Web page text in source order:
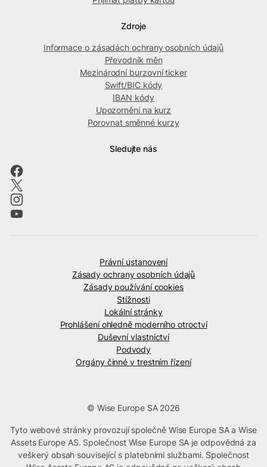
Zdroje
Informace o zásadách ochrany osobních údajů
Převodník měn
Mezinárodní burzovní ticker
Swift/BIC kódy
IBAN kódy
Upozornění na kurz
Porovnat směnné kurzy
Sledujte nás
Právní ustanovení
Zásady ochrany osobních údajů
Zásady používání cookies
Stížnosti
Lokální stránky
Prohlášení ohledně moderního otroctví
Duševní vlastnictví
Podvody
Orgány činné v trestním řízení
© Wise Europe SA 2026
Tyto webové stránky provozují společně Wise Europe SA a Wise
Assets Europe AS. Společnost Wise Europe SA je odpovědná za
veškerý obsah související s platebními službami. Společnost